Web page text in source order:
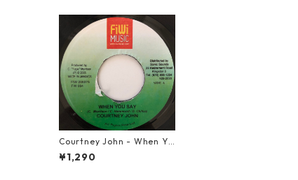
Courtney John - When Yo
u Say【7-20615】
¥1,290